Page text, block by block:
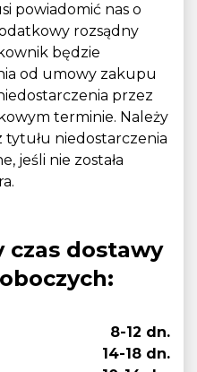
powiadomić nas o
rozsądny
będzie
od umowy zakupu
przez
terminie. Należy
tytułu niedostarczenia
jeśli nie została
czas dostawy
8-12 dn.
14-18 dn.